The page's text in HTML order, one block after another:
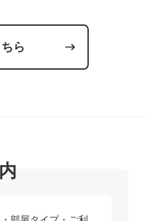
ら